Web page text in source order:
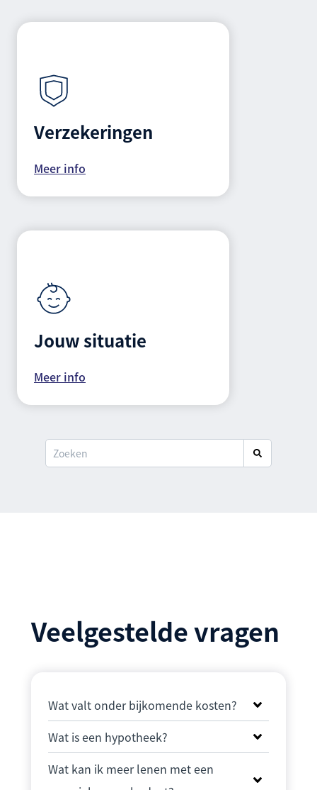
Verzekeringen
Meer info
Jouw situatie
Meer info
Veelgestelde vragen
Wat valt onder bijkomende kosten?
Wat is een hypotheek?
Wat kan ik meer lenen met een